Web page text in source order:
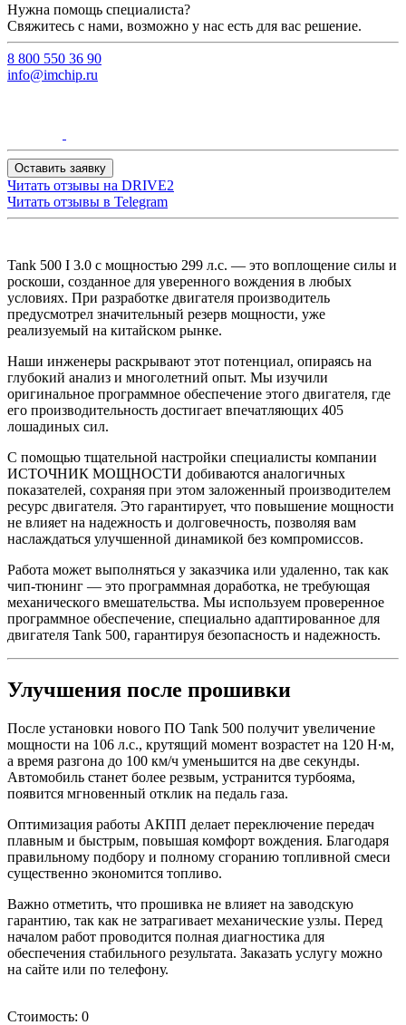
Нужна помощь специалиста?
Свяжитесь с нами, возможно у нас есть для вас решение.
8 800 550 36 90
info@imchip.ru
Оставить заявку
Читать отзывы на DRIVE2
Читать отзывы в Telegram
Tank 500 I 3.0 с мощностью 299 л.с. — это воплощение силы и
роскоши, созданное для уверенного вождения в любых
условиях. При разработке двигателя производитель
предусмотрел значительный резерв мощности, уже
реализуемый на китайском рынке.
Наши инженеры раскрывают этот потенциал, опираясь на
глубокий анализ и многолетний опыт. Мы изучили
оригинальное программное обеспечение этого двигателя, где
его производительность достигает впечатляющих 405
лошадиных сил.
С помощью тщательной настройки специалисты компании
ИСТОЧНИК МОЩНОСТИ добиваются аналогичных
показателей, сохраняя при этом заложенный производителем
ресурс двигателя. Это гарантирует, что повышение мощности
не влияет на надежность и долговечность, позволяя вам
наслаждаться улучшенной динамикой без компромиссов.
Работа может выполняться у заказчика или удаленно, так как
чип-тюнинг — это программная доработка, не требующая
механического вмешательства. Мы используем проверенное
программное обеспечение, специально адаптированное для
двигателя Tank 500, гарантируя безопасность и надежность.
Улучшения после прошивки
После установки нового ПО Tank 500 получит увеличение
мощности на 106 л.с., крутящий момент возрастет на 120 Н∙м,
а время разгона до 100 км/ч уменьшится на две секунды.
Автомобиль станет более резвым, устранится турбояма,
появится мгновенный отклик на педаль газа.
Оптимизация работы АКПП делает переключение передач
плавным и быстрым, повышая комфорт вождения. Благодаря
правильному подбору и полному сгоранию топливной смеси
существенно экономится топливо.
Важно отметить, что прошивка не влияет на заводскую
гарантию, так как не затрагивает механические узлы. Перед
началом работ проводится полная диагностика для
обеспечения стабильного результата. Заказать услугу можно
на сайте или по телефону.
Стоимость: 0